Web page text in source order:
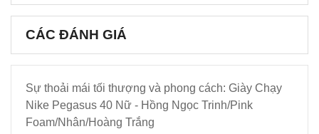
CÁC ĐÁNH GIÁ
Sự thoải mái tối thượng và phong cách: Giày Chạy
Nike Pegasus 40 Nữ - Hồng Ngọc Trinh/Pink
Foam/Nhân/Hoàng Trắng